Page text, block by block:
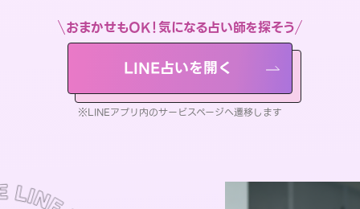
おまかせもOK！気になる占い師を探そう
LINE占いを開く
※LINEアプリ内のサービスページへ遷移します